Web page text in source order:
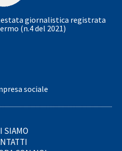
giornalistica registrata
(n.4 del 2021)
sociale
SIAMO